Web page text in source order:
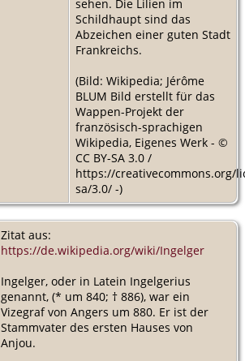
sehen. Die Lilien im
Schildhaupt sind das
Abzeichen einer guten Stadt
Frankreichs.
(Bild: Wikipedia; Jérôme
BLUM Bild erstellt für das
Wappen-Projekt der
französisch-sprachigen
Wikipedia, Eigenes Werk - ©
CC BY-SA 3.0 /
https://creativecommons.org/
sa/3.0/ -)
Zitat aus:
https://de.wikipedia.org/wiki/Ingelger
Ingelger, oder in Latein Ingelgerius
genannt, (* um 840; † 886), war ein
Vizegraf von Angers um 880. Er ist der
Stammvater des ersten Hauses von
Anjou.